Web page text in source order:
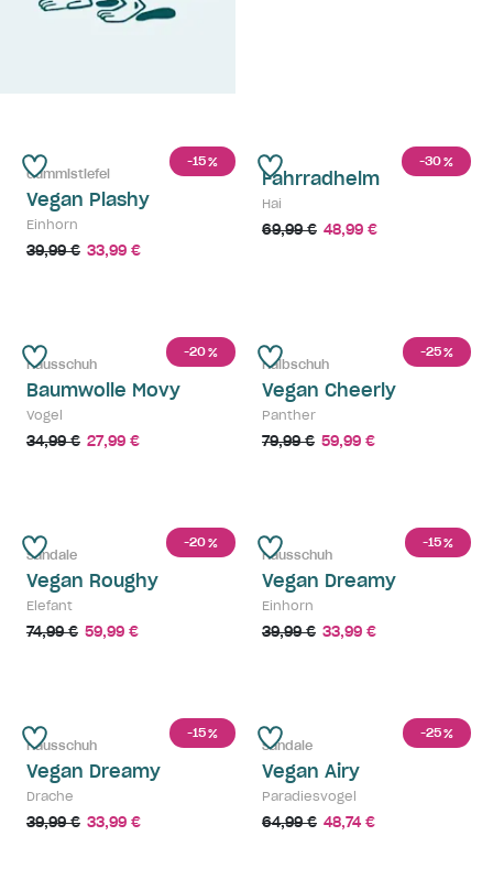
-15%
Gummistiefel
Vegan Plashy
Einhorn
39,99 € 33,99 €
-30%
Fahrradhelm
Hai
69,99 € 48,99 €
-20%
Hausschuh
Baumwolle Movy
Vogel
34,99 € 27,99 €
-25%
Halbschuh
Vegan Cheerly
Panther
79,99 € 59,99 €
-20%
Sandale
Vegan Roughy
Elefant
74,99 € 59,99 €
-15%
Hausschuh
Vegan Dreamy
Einhorn
39,99 € 33,99 €
-15%
Hausschuh
Vegan Dreamy
Drache
39,99 € 33,99 €
-25%
Sandale
Vegan Airy
Paradiesvogel
64,99 € 48,74 €